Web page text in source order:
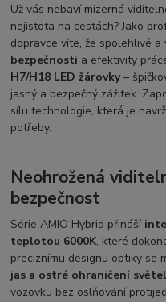
Už vás nebaví mizerná
nejistota na cestách? Jako
dopravce víte, že spolehlivé
bezpečnosti a efektivity
H7/H18 LED žárovky–
jasný a bezpečný zážitek.
sílu technologie, která je
potřeby.
Neohrožená
bezpečnost
Série AMIO Hybrid přináší
teplotou 6000K, které
preciznímu designu optiky se
jas a ostré ohraničení
vozovku bez oslňování